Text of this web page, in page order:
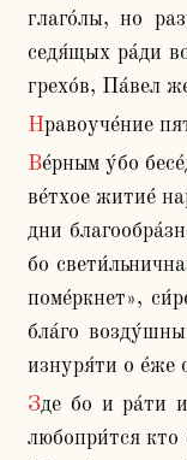
глаго́лы, но
седя́щых ра́ди
грехо́в, Па́вел
Нравоуче́ние
Ве́рным у́бо бесе́дуя глаго́лаше: «Нощь пре́йде, день же прибли́жися», я́ко име́ющых наслади́тися све́та о́ного, и нощь
ве́тхое житие́
дни
бо
поме́ркнет»,
бла́го
изнуря́ти о е́же
Зде бо и ра́ти и любопре́ния о преде́лех и стена́х, та́може ничто́же таково́ есть: ни за́висть, ни завиде́ние, ниже́
любопри́тся кто